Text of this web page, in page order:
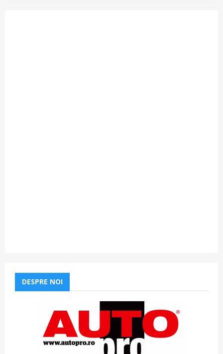
DESPRE NOI